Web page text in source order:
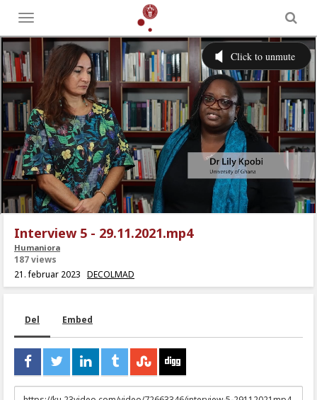
Toggle
menu
Interview 5 - 29.11.2021.mp4
Humaniora
187 views
21. februar 2023 DECOLMAD
Del Embed
URL